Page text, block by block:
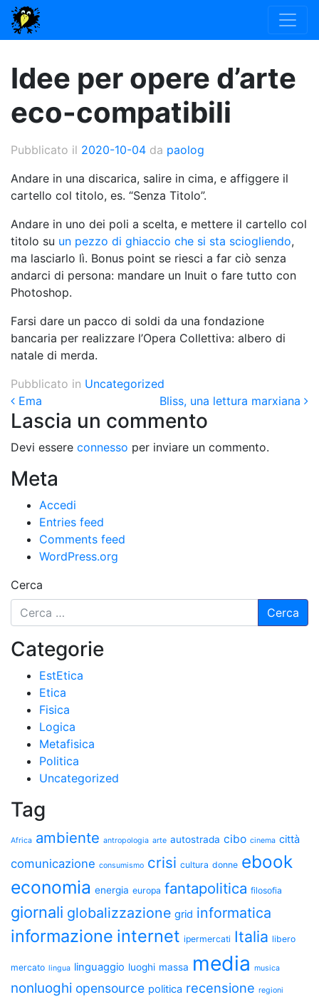
Idee per opere d’arte
eco-compatibili
Pubblicato il 2020-10-04 da paolog
Andare in una discarica, salire in cima, e affiggere il
cartello col titolo, es. “Senza Titolo”.
Andare in uno dei poli a scelta, e mettere il cartello col
titolo su un pezzo di ghiaccio che si sta sciogliendo,
ma lasciarlo lì. Bonus point se riesci a far ciò senza
andarci di persona: mandare un Inuit o fare tutto con
Photoshop.
Farsi dare un pacco di soldi da una fondazione
bancaria per realizzare l’Opera Collettiva: albero di
natale di merda.
Pubblicato in Uncategorized
Post navigation
Ema Bliss, una lettura marxiana
Lascia un commento
Devi essere connesso per inviare un commento.
Meta
Accedi
Entries feed
Comments feed
WordPress.org
Cerca
Categorie
EstEtica
Etica
Fisica
Logica
Metafisica
Politica
Uncategorized
Tag
Africa ambiente antropologia arte autostrada cibo cinema città
comunicazione consumismo crisi cultura donne ebook
economia energia europa fantapolitica filosofia
giornali globalizzazione grid informatica
informazione internet ipermercati Italia libero
mercato lingua linguaggio luoghi massa media musica
nonluoghi opensource politica recensione regioni